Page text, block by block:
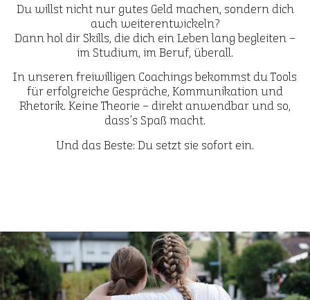
Du willst nicht nur gutes Geld machen, sondern dich
auch weiterentwickeln?
Dann hol dir Skills, die dich ein Leben lang begleiten –
im Studium, im Beruf, überall.
In unseren freiwilligen Coachings bekommst du Tools
für erfolgreiche Gespräche, Kommunikation und
Rhetorik. Keine Theorie – direkt anwendbar und so,
dass’s Spaß macht.
Und das Beste: Du setzt sie sofort ein.